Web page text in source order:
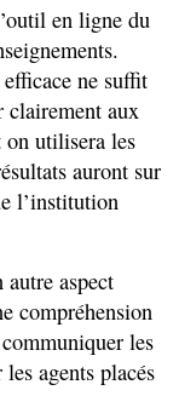
en ligne du
ne suffit
clairement aux
on utilisera les
auront sur
l’institution
aspect
compréhension
les
agents placés